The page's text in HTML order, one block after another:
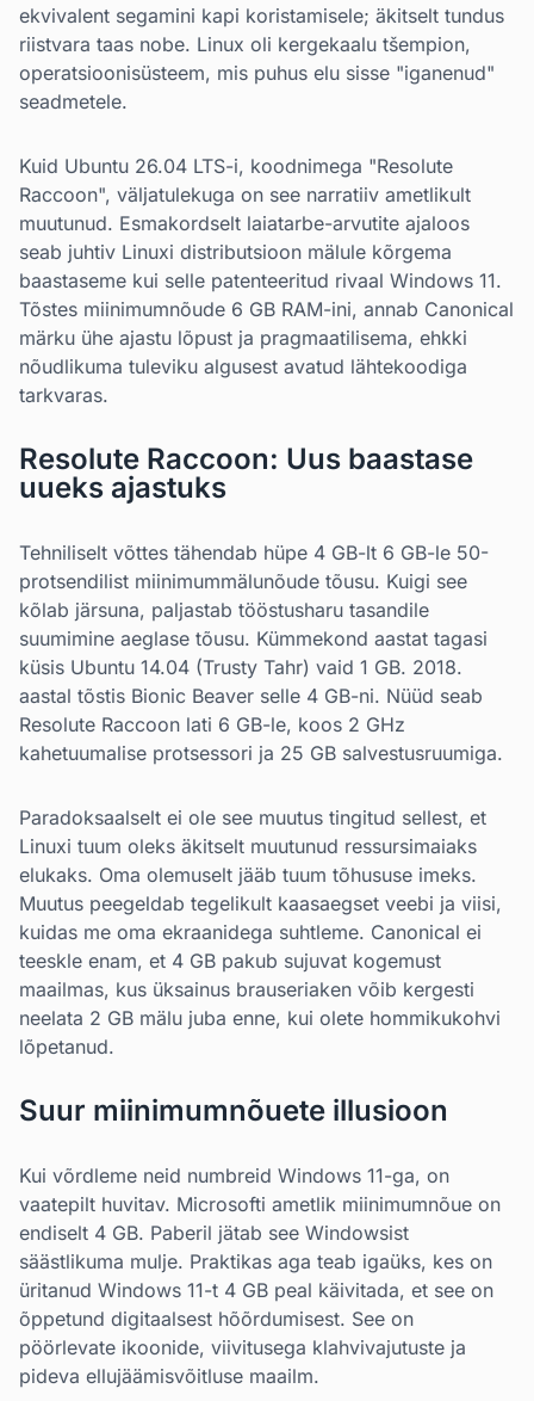
ekvivalent segamini kapi koristamisele; äkitselt tundus
riistvara taas nobe. Linux oli kergekaalu tšempion,
operatsioonisüsteem, mis puhus elu sisse "iganenud"
seadmetele.
Kuid Ubuntu 26.04 LTS-i, koodnimega "Resolute
Raccoon", väljatulekuga on see narratiiv ametlikult
muutunud. Esmakordselt laiatarbe-arvutite ajaloos
seab juhtiv Linuxi distributsioon mälule kõrgema
baastaseme kui selle patenteeritud rivaal Windows 11.
Tõstes miinimumnõude 6 GB RAM-ini, annab Canonical
märku ühe ajastu lõpust ja pragmaatilisema, ehkki
nõudlikuma tuleviku algusest avatud lähtekoodiga
tarkvaras.
Resolute Raccoon: Uus baastase
uueks ajastuks
Tehniliselt võttes tähendab hüpe 4 GB-lt 6 GB-le 50-
protsendilist miinimummälunõude tõusu. Kuigi see
kõlab järsuna, paljastab tööstusharu tasandile
suumimine aeglase tõusu. Kümmekond aastat tagasi
küsis Ubuntu 14.04 (Trusty Tahr) vaid 1 GB. 2018.
aastal tõstis Bionic Beaver selle 4 GB-ni. Nüüd seab
Resolute Raccoon lati 6 GB-le, koos 2 GHz
kahetuumalise protsessori ja 25 GB salvestusruumiga.
Paradoksaalselt ei ole see muutus tingitud sellest, et
Linuxi tuum oleks äkitselt muutunud ressursimaiaks
elukaks. Oma olemuselt jääb tuum tõhususe imeks.
Muutus peegeldab tegelikult kaasaegset veebi ja viisi,
kuidas me oma ekraanidega suhtleme. Canonical ei
teeskle enam, et 4 GB pakub sujuvat kogemust
maailmas, kus üksainus brauseriaken võib kergesti
neelata 2 GB mälu juba enne, kui olete hommikukohvi
lõpetanud.
Suur miinimumnõuete illusioon
Kui võrdleme neid numbreid Windows 11-ga, on
vaatepilt huvitav. Microsofti ametlik miinimumnõue on
endiselt 4 GB. Paberil jätab see Windowsist
säästlikuma mulje. Praktikas aga teab igaüks, kes on
üritanud Windows 11-t 4 GB peal käivitada, et see on
õppetund digitaalsest hõõrdumisest. See on
pöörlevate ikoonide, viivitusega klahvivajutuste ja
pideva ellujäämisvõitluse maailm.